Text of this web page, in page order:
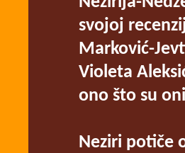
svojoj
Marković-
Violeta
ono što su
Neziri potiče